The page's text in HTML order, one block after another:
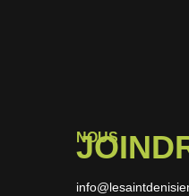
NOUS